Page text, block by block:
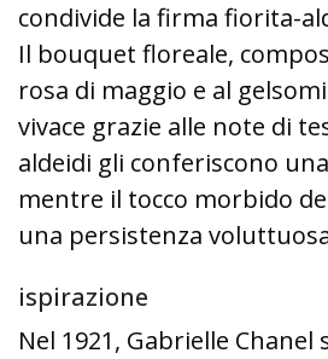
condivide la firma fiorita-
Il bouquet floreale,
rosa di maggio e al
vivace grazie alle note di
aldeidi gli conferiscono
mentre il tocco morbido
una persistenza
ispirazione
Nel 1921, Gabrielle Chanel